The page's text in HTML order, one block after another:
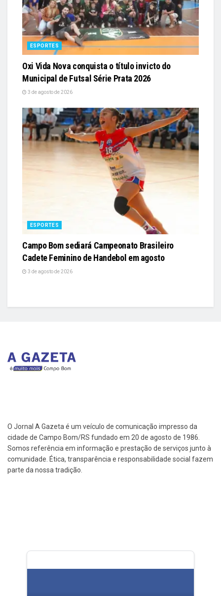
ESPORTES
Oxi Vida Nova conquista o título invicto do
Municipal de Futsal Série Prata 2026
3 de agosto de 2026
ESPORTES
Campo Bom sediará Campeonato Brasileiro
Cadete Feminino de Handebol em agosto
3 de agosto de 2026
O Jornal A Gazeta é um veículo de comunicação impresso da
cidade de Campo Bom/RS fundado em 20 de agosto de 1986.
Somos referência em informação e prestação de serviços junto à
comunidade. Ética, transparência e responsabilidade social fazem
parte da nossa tradição.